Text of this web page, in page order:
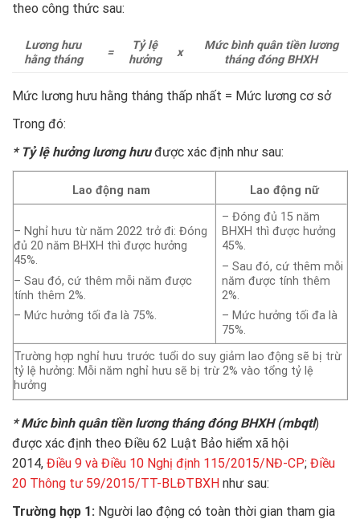
theo công thức sau:
Lương hưu
hằng tháng
=
Tỷ lệ
hưởng
x
Mức bình quân tiền lương
tháng đóng BHXH
Mức lương hưu hằng tháng thấp nhất = Mức lương cơ sở
Trong đó:
* Tỷ lệ hưởng lương hưuđược xác định như sau:
Lao động nam Lao động nữ
– Nghỉ hưu từ năm 2022 trở đi: Đóng
đủ 20 năm BHXH thì được hưởng
45%.
– Sau đó, cứ thêm mỗi năm được
tính thêm 2%.
– Mức hưởng tối đa là 75%.
– Đóng đủ 15 năm
BHXH thì được hưởng
45%.
– Sau đó, cứ thêm mỗi
năm được tính thêm
2%.
– Mức hưởng tối đa là
75%.
Trường hợp nghỉ hưu trước tuổi do suy giảm lao động sẽ bị trừ
tỷ lệ hưởng: Mỗi năm nghỉ hưu sẽ bị trừ 2% vào tổng tỷ lệ
hưởng
* Mức bình quân tiền lương tháng đóng BHXH (mbqtl)
được xác định theo Điều 62 Luật Bảo hiểm xã hội
2014, Điều 9 và Điều 10 Nghị định 115/2015/NĐ-CP; Điều
20 Thông tư 59/2015/TT-BLĐTBXH như sau:
Trường hợp 1: Người lao động có toàn thời gian tham gia